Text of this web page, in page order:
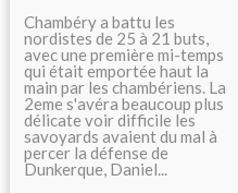
Chambéry a battu les
nordistes de 25 à 21 buts,
avec une première mi-temps
qui était emportée haut la
main par les chambériens. La
2eme s'avéra beaucoup plus
délicate voir difficile les
savoyards avaient du mal à
percer la défense de
Dunkerque, Daniel...